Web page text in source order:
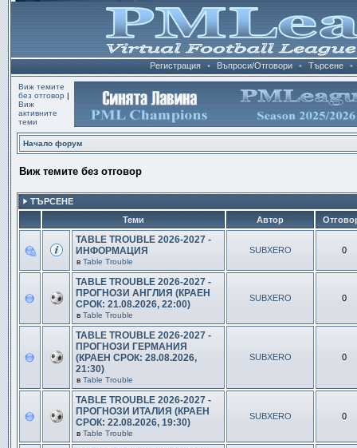
Регистрация • Въпроси/Отговори • Търсене •
Виж темите
без отговор |
Виж
активните
теми
Начало форум
Виж темите без отговор
ТЪРСЕНЕ
Теми
Автор
TABLE TROUBLE 2026-2027 -
ИНФОРМАЦИЯ
в Table Trouble
SUBXERO 0
TABLE TROUBLE 2026-2027 -
ПРОГНОЗИ АНГЛИЯ (КРАЕН
СРОК: 21.08.2026, 22:00)
в Table Trouble
SUBXERO 0
TABLE TROUBLE 2026-2027 -
ПРОГНОЗИ ГЕРМАНИЯ
(КРАЕН СРОК: 28.08.2026,
21:30)
в Table Trouble
SUBXERO 0
TABLE TROUBLE 2026-2027 -
ПРОГНОЗИ ИТАЛИЯ (КРАЕН
СРОК: 22.08.2026, 19:30)
в Table Trouble
SUBXERO 0